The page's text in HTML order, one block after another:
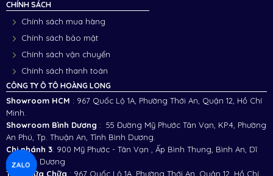
CHÍNH SÁCH
Chính sách mua hàng
Chính sách bảo mật
Chính sách vận chuyển
Chính sách thanh toán
CÔNG TY Ô TÔ HOÀNG LONG
Showroom HCM : 967 Quốc Lộ 1A, Phường Thới An, Quận 12, Hồ Chí
Minh.
Showroom Bình Dương : 55 Đường Mỹ Phước Tân Vạn, KP.4, Phường
An Phú, Tp. Thuận An, Tỉnh Bình Dương.
Chi nhánh 3: 900 Mỹ Phước - Tân Vạn , Ấp Bình Thung, Bình An, Dĩ
An, Bình Dương
Trạm Sữa Chữa : 967 Quốc Lộ 1A, Phường Thới An, Quận 12, Hồ Chí
ZALO